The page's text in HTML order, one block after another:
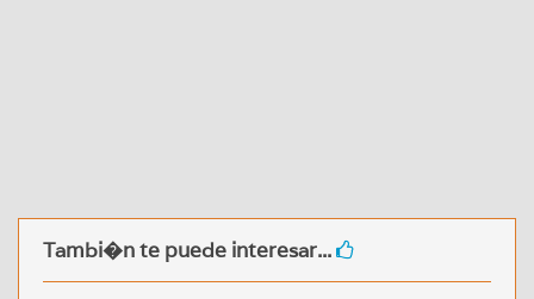
Tambi�n te puede interesar...